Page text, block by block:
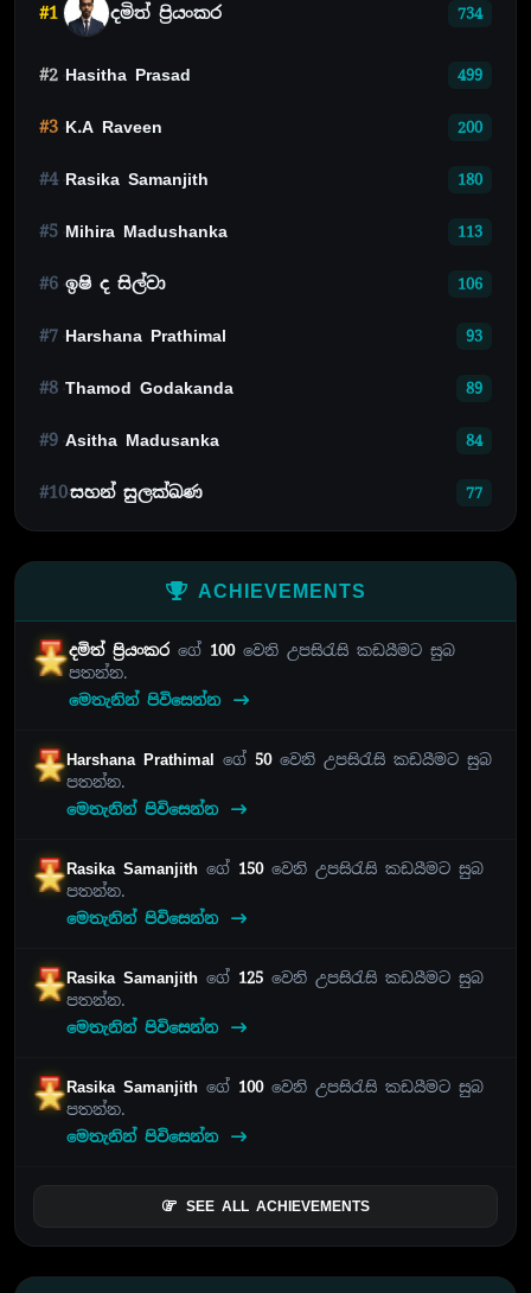
#1 දමිත් ප්‍රියංකර 734
#2 Hasitha Prasad 499
#3 K.A Raveen 200
#4 Rasika Samanjith 180
#5 Mihira Madushanka 113
#6 ඉෂි ද සිල්වා 106
#7 Harshana Prathimal 93
#8 Thamod Godakanda 89
#9 Asitha Madusanka 84
#10සහන් සුලක්ඛණ 77
ACHIEVEMENTS
දමිත් ප්‍රියංකරගේ 100වෙනි උපසිරැසි කඩයීමට සුබ
පතන්න.
මෙතැනින් පිවිසෙන්න
Harshana Prathimal ගේ 50වෙනි උපසිරැසි කඩයීමට සුබ
පතන්න.
මෙතැනින් පිවිසෙන්න
Rasika Samanjithගේ 150වෙනි උපසිරැසි කඩයීමට සුබ
පතන්න.
මෙතැනින් පිවිසෙන්න
Rasika Samanjithගේ 125 වෙනි උපසිරැසි කඩයීමට සුබ
පතන්න.
මෙතැනින් පිවිසෙන්න
Rasika Samanjithගේ 100වෙනි උපසිරැසි කඩයීමට සුබ
පතන්න.
මෙතැනින් පිවිසෙන්න
SEE ALL ACHIEVEMENTS